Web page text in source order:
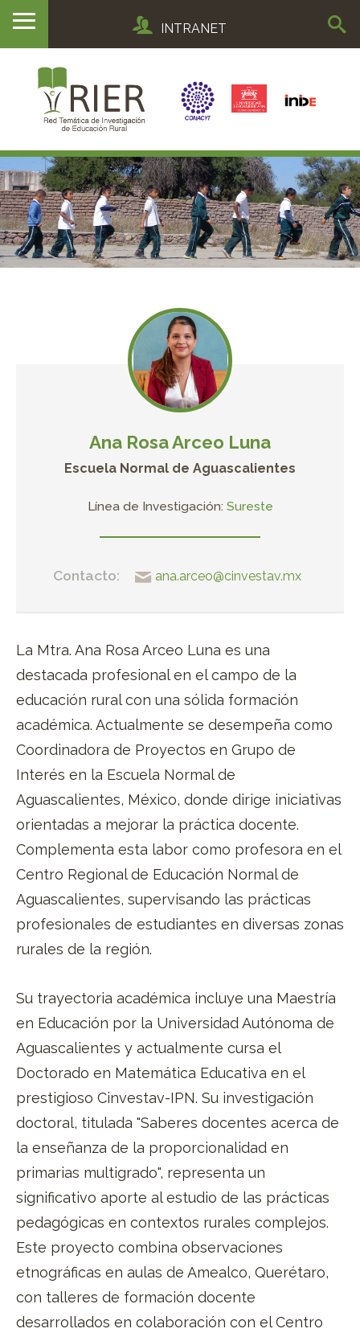
INTRANET
Ana Rosa Arceo Luna
Escuela Normal de Aguascalientes
Línea de Investigación: Sureste
Contacto: ana.arceo@cinvestav.mx
La Mtra. Ana Rosa Arceo Luna es una
destacada profesional en el campo de la
educación rural con una sólida formación
académica. Actualmente se desempeña como
Coordinadora de Proyectos en Grupo de
Interés en la Escuela Normal de
Aguascalientes, México, donde dirige iniciativas
orientadas a mejorar la práctica docente.
Complementa esta labor como profesora en el
Centro Regional de Educación Normal de
Aguascalientes, supervisando las prácticas
profesionales de estudiantes en diversas zonas
rurales de la región.
Su trayectoria académica incluye una Maestría
en Educación por la Universidad Autónoma de
Aguascalientes y actualmente cursa el
Doctorado en Matemática Educativa en el
prestigioso Cinvestav-IPN. Su investigación
doctoral, titulada "Saberes docentes acerca de
la enseñanza de la proporcionalidad en
primarias multigrado", representa un
significativo aporte al estudio de las prácticas
pedagógicas en contextos rurales complejos.
Este proyecto combina observaciones
etnográficas en aulas de Amealco, Querétaro,
con talleres de formación docente
desarrollados en colaboración con el Centro